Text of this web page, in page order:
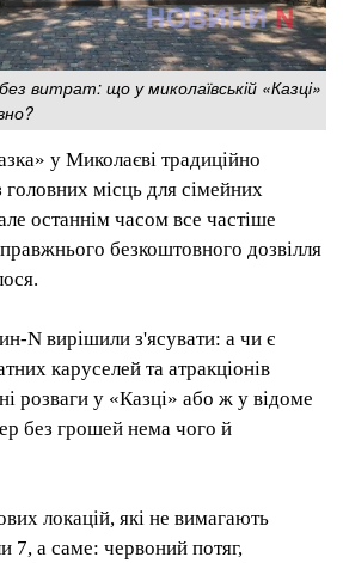
витрат: що у миколаївській «Казці»
у Миколаєві традиційно
головних місць для сімейних
останнім часом все частіше
безкоштовного дозвілля
N вирішили з'ясувати: а чи є
каруселей та атракціонів
розваги у «Казці» або ж у відоме
без грошей нема чого й
локацій, які не вимагають
7, а саме: червоний потяг,